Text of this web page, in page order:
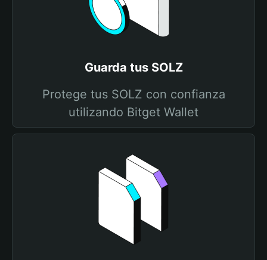
Guarda tus SOLZ
Protege tus SOLZ con confianza
utilizando Bitget Wallet